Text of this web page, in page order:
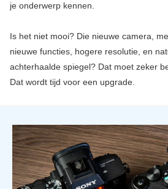
je onderwerp kennen.
Is het niet mooi? Die nieuwe camera,
nieuwe functies, hogere resolutie, en
achterhaalde spiegel? Dat moet zeker
Dat wordt tijd voor een upgrade.